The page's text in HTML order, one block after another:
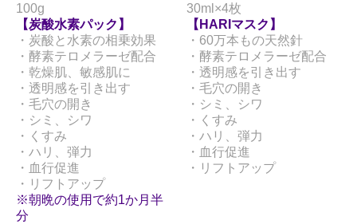
100g
【炭酸水素パック】
・炭酸と水素の相乗効果
・酵素テロメラーゼ配合
・乾燥肌、敏感肌に
・透明感を引き出す
・毛穴の開き
・シミ、シワ
・くすみ
・ハリ、弾力
・血行促進
・リフトアップ
※朝晩の使用で約1か月半
分
30ml×4枚
【HARIマスク】
・60万本もの天然針
・酵素テロメラーゼ配合
・透明感を引き出す
・毛穴の開き
・シミ、シワ
・くすみ
・ハリ、弾力
・血行促進
・リフトアップ